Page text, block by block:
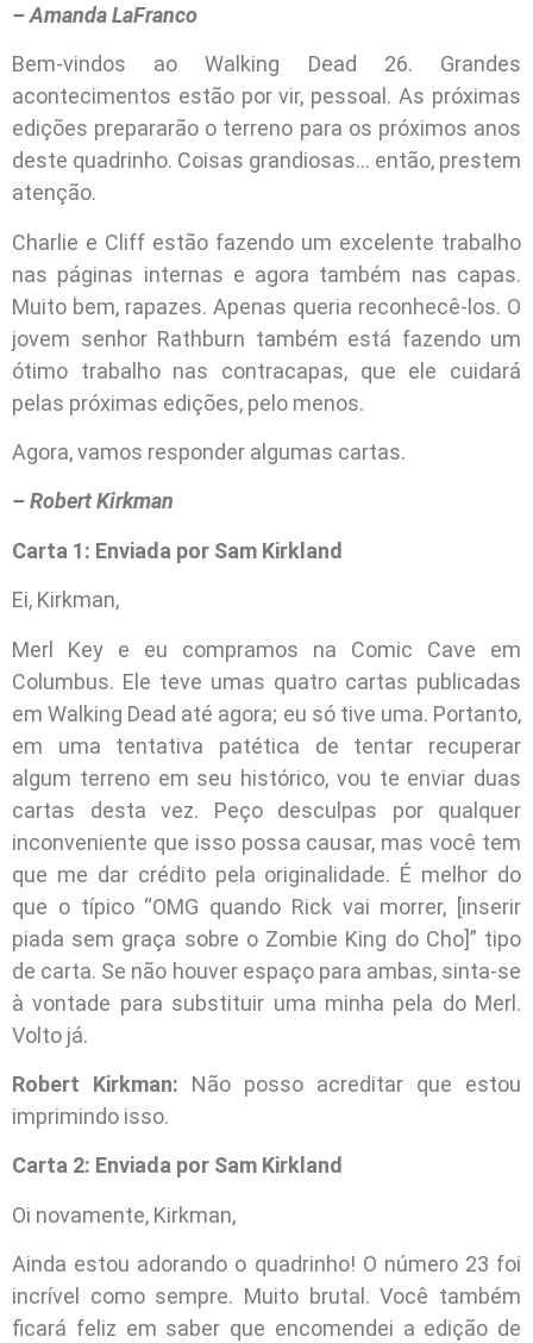
– Amanda LaFranco
Bem-vindos ao Walking Dead 26. Grandes
acontecimentos estão por vir, pessoal. As próximas
edições prepararão o terreno para os próximos anos
deste quadrinho. Coisas grandiosas… então, prestem
atenção.
Charlie e Cliff estão fazendo um excelente trabalho
nas páginas internas e agora também nas capas.
Muito bem, rapazes. Apenas queria reconhecê-los. O
jovem senhor Rathburn também está fazendo um
ótimo trabalho nas contracapas, que ele cuidará
pelas próximas edições, pelo menos.
Agora, vamos responder algumas cartas.
– Robert Kirkman
Carta 1: Enviada por Sam Kirkland
Ei, Kirkman,
Merl Key e eu compramos na Comic Cave em
Columbus. Ele teve umas quatro cartas publicadas
em Walking Dead até agora; eu só tive uma. Portanto,
em uma tentativa patética de tentar recuperar
algum terreno em seu histórico, vou te enviar duas
cartas desta vez. Peço desculpas por qualquer
inconveniente que isso possa causar, mas você tem
que me dar crédito pela originalidade. É melhor do
que o típico “OMG quando Rick vai morrer, [inserir
piada sem graça sobre o Zombie King do Cho]” tipo
de carta. Se não houver espaço para ambas, sinta-se
à vontade para substituir uma minha pela do Merl.
Volto já.
Robert Kirkman: Não posso acreditar que estou
imprimindo isso.
Carta 2: Enviada por Sam Kirkland
Oi novamente, Kirkman,
Ainda estou adorando o quadrinho! O número 23 foi
incrível como sempre. Muito brutal. Você também
ficará feliz em saber que encomendei a edição de